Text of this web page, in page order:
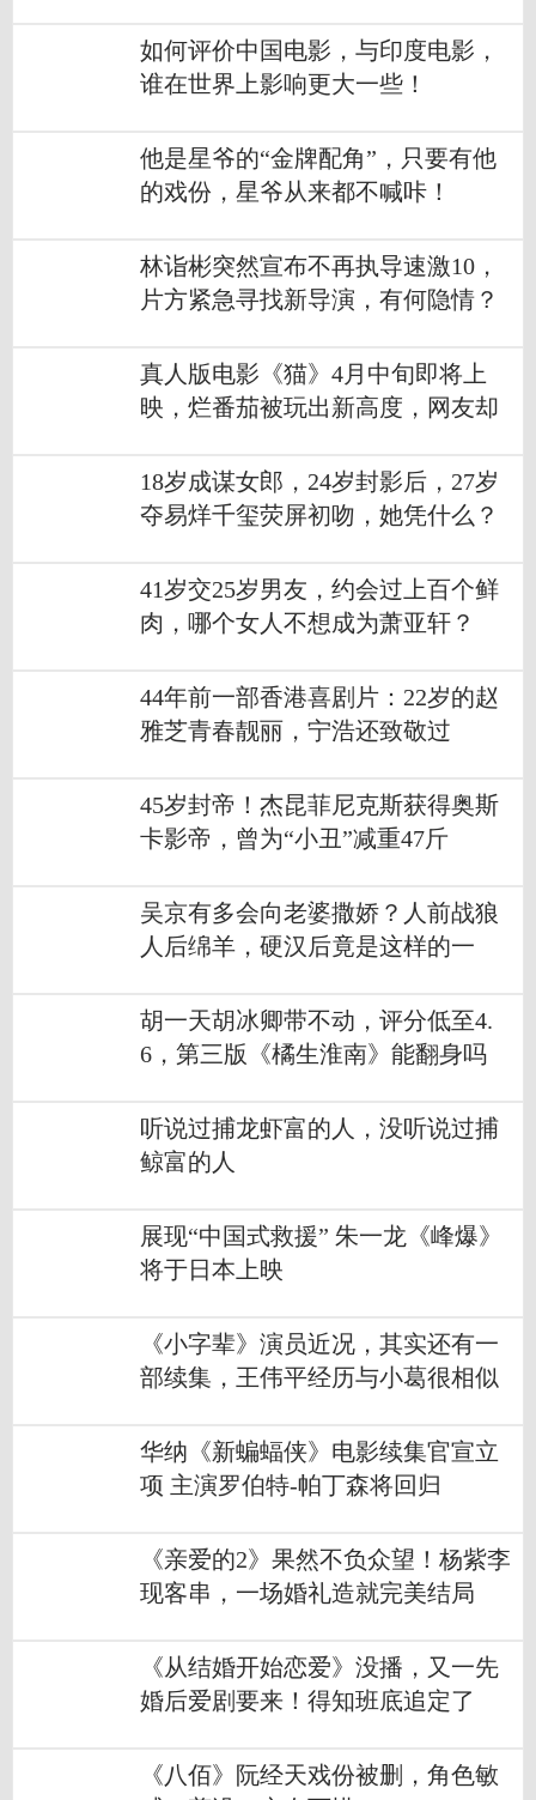
如何评价中国电影，与印度电影，
谁在世界上影响更大一些！
他是星爷的“金牌配角”，只要有他
的戏份，星爷从来都不喊咔！
林诣彬突然宣布不再执导速激10，
片方紧急寻找新导演，有何隐情？
真人版电影《猫》4月中旬即将上
映，烂番茄被玩出新高度，网友却
18岁成谋女郎，24岁封影后，27岁
夺易烊千玺荧屏初吻，她凭什么？
41岁交25岁男友，约会过上百个鲜
肉，哪个女人不想成为萧亚轩？
44年前一部香港喜剧片：22岁的赵
雅芝青春靓丽，宁浩还致敬过
45岁封帝！杰昆菲尼克斯获得奥斯
卡影帝，曾为“小丑”减重47斤
吴京有多会向老婆撒娇？人前战狼
人后绵羊，硬汉后竟是这样的一
胡一天胡冰卿带不动，评分低至4.
6，第三版《橘生淮南》能翻身吗
听说过捕龙虾富的人，没听说过捕
鲸富的人
展现“中国式救援” 朱一龙《峰爆》
将于日本上映
《小字辈》演员近况，其实还有一
部续集，王伟平经历与小葛很相似
华纳《新蝙蝠侠》电影续集官宣立
项 主演罗伯特-帕丁森将回归
《亲爱的2》果然不负众望！杨紫李
现客串，一场婚礼造就完美结局
《从结婚开始恋爱》没播，又一先
婚后爱剧要来！得知班底追定了
《八佰》阮经天戏份被删，角色敏